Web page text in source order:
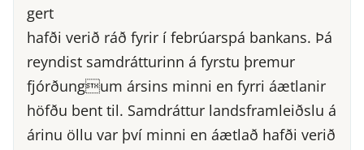
gert
hafði verið ráð fyrir í febrúarspá bankans. Þá
reyndist samdrátturinn á fyrstu þremur
fjórðungum ársins minni en fyrri áætlanir
höfðu bent til. Samdráttur landsframleiðslu á
árinu öllu var því minni en áætlað hafði verið